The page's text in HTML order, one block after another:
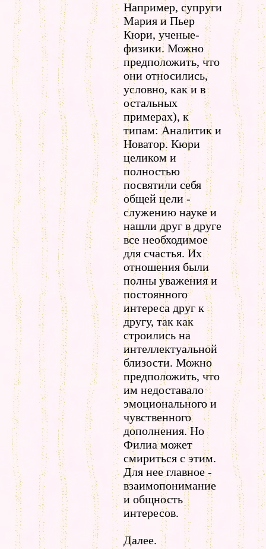
Например, супруги
Мария и Пьер
Кюри, ученые-
физики. Можно
предположить, что
они относились,
условно, как и в
остальных
примерах), к
типам: Аналитик и
Новатор. Кюри
целиком и
полностью
посвятили себя
общей цели -
служению науке и
нашли друг в друге
все необходимое
для счастья. Их
отношения были
полны уважения и
постоянного
интереса друг к
другу, так как
строились на
интеллектуальной
близости. Можно
предположить, что
им недоставало
эмоционального и
чувственного
дополнения. Но
Филиа может
смириться с этим.
Для нее главное -
взаимопонимание
и общность
интересов.
Далее.